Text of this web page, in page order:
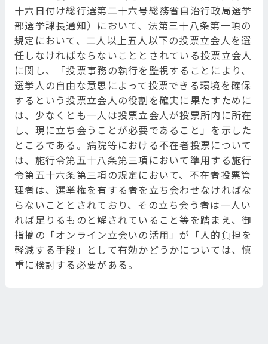
十六日付け総行選第二十六号総務省自治行政局選挙
部選挙課長通知）において、法第三十八条第一項の
規定において、二人以上五人以下の投票立会人を選
任しなければならないこととされている投票立会人
に関し、「投票事務の執行を監視することにより、
選挙人の自由な意思によって投票できる環境を確保
するという投票立会人の役割を確実に果たすために
は、少なくとも一人は投票立会人が投票所内に所在
し、現に立ち会うことが必要であること」を示した
ところである。病院等における不在者投票について
は、施行令第五十八条第三項において準用する施行
令第五十六条第三項の規定において、不在者投票管
理者は、選挙権を有する者を立ち会わせなければな
らないこととされており、その立ち会う者は一人い
れば足りるものと解されていること等を踏まえ、御
指摘の「オンライン立会いの活用」が「人的負担を
軽減する手段」として有効かどうかについては、慎
重に検討する必要がある。